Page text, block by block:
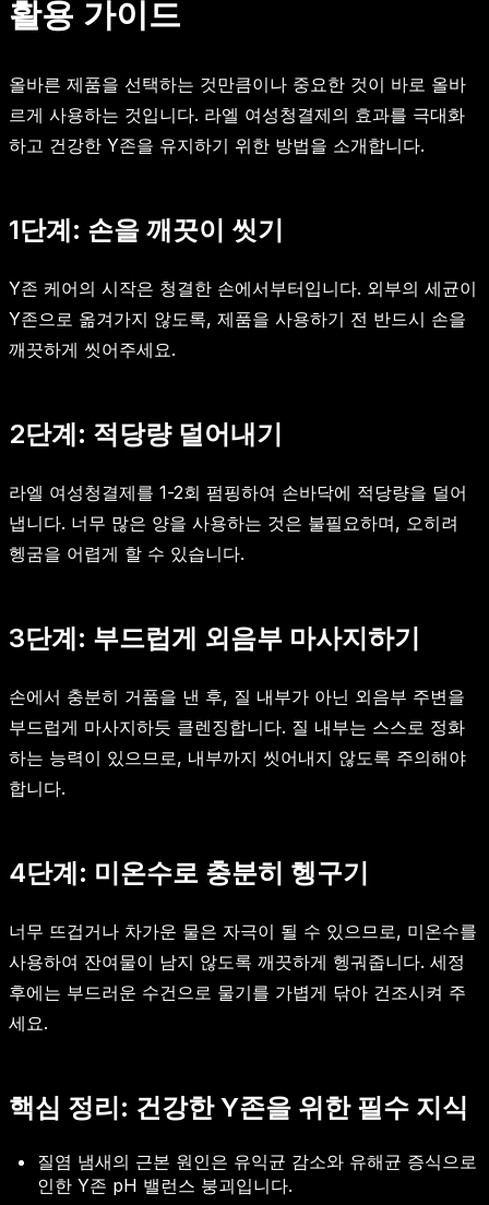
활용 가이드
올바른 제품을 선택하는 것만큼이나 중요한 것이 바로 올바
르게 사용하는 것입니다. 라엘 여성청결제의 효과를 극대화
하고 건강한 Y존을 유지하기 위한 방법을 소개합니다.
1단계: 손을 깨끗이 씻기
Y존 케어의 시작은 청결한 손에서부터입니다. 외부의 세균이
Y존으로 옮겨가지 않도록, 제품을 사용하기 전 반드시 손을
깨끗하게 씻어주세요.
2단계: 적당량 덜어내기
라엘 여성청결제를 1-2회 펌핑하여 손바닥에 적당량을 덜어
냅니다. 너무 많은 양을 사용하는 것은 불필요하며, 오히려
헹굼을 어렵게 할 수 있습니다.
3단계: 부드럽게 외음부 마사지하기
손에서 충분히 거품을 낸 후, 질 내부가 아닌 외음부 주변을
부드럽게 마사지하듯 클렌징합니다. 질 내부는 스스로 정화
하는 능력이 있으므로, 내부까지 씻어내지 않도록 주의해야
합니다.
4단계: 미온수로 충분히 헹구기
너무 뜨겁거나 차가운 물은 자극이 될 수 있으므로, 미온수를
사용하여 잔여물이 남지 않도록 깨끗하게 헹궈줍니다. 세정
후에는 부드러운 수건으로 물기를 가볍게 닦아 건조시켜 주
세요.
핵심 정리: 건강한 Y존을 위한 필수 지식
질염 냄새의 근본 원인은 유익균 감소와 유해균 증식으로
인한 Y존 pH 밸런스 붕괴입니다.